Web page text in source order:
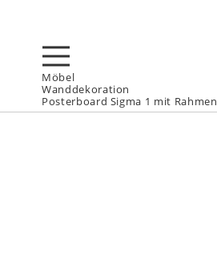
Möbel
Wanddekoration
Posterboard Sigma 1 mit Rahmen